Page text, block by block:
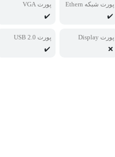
پورت شبکه Ethern
et
✔️
پورت VGA
✔️
پورت Display
❌
پورت USB 2.0
✔️